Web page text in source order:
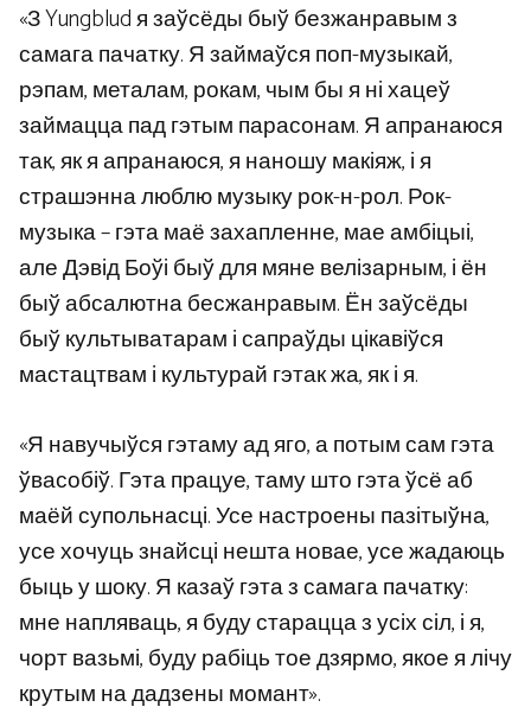
«З Yungblud я заўсёды быў безжанравым з
самага пачатку. Я займаўся поп-музыкай,
рэпам, металам, рокам, чым бы я ні хацеў
займацца пад гэтым парасонам. Я апранаюся
так, як я апранаюся, я наношу макіяж, і я
страшэнна люблю музыку рок-н-рол. Рок-
музыка – гэта маё захапленне, мае амбіцыі,
але Дэвід Боўі быў для мяне велізарным, і ён
быў абсалютна бесжанравым. Ён заўсёды
быў культыватарам і сапраўды цікавіўся
мастацтвам і культурай гэтак жа, як і я.
«Я навучыўся гэтаму ад яго, а потым сам гэта
ўвасобіў. Гэта працуе, таму што гэта ўсё аб
маёй супольнасці. Усе настроены пазітыўна,
усе хочуць знайсці нешта новае, усе жадаюць
быць у шоку. Я казаў гэта з самага пачатку:
мне напляваць, я буду старацца з усіх сіл, і я,
чорт вазьмі, буду рабіць тое дзярмо, якое я лічу
крутым на дадзены момант».